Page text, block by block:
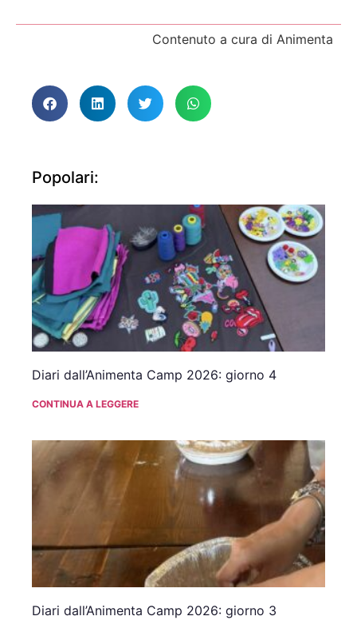
Contenuto a cura di Animenta
Popolari:
Diari dall’Animenta Camp 2026: giorno 4
CONTINUA A LEGGERE
Diari dall’Animenta Camp 2026: giorno 3